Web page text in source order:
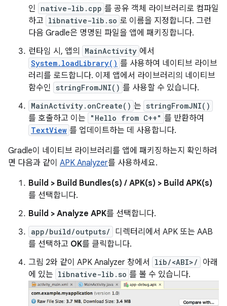
인
native-lib.cpp 를 공유 객체 라이브러리로 컴파일
하고 libnative-lib.so 로 이름을 지정합니다. 그런
다음 Gradle은 명명된 파일을 앱에 패키징합니다.
런타임 시, 앱의
MainActivity 에서
System.loadLibrary() 를 사용하여 네이티브 라이브
러리를 로드합니다. 이제 앱에서 라이브러리의 네이티브
함수인
stringFromJNI() 를 사용할 수 있습니다.
MainActivity.onCreate() 는 stringFromJNI()
를 호출하고 이는 "Hello from C++" 를 반환하여
TextView 를 업데이트하는 데 사용합니다.
Gradle이 네이티브 라이브러리를 앱에 패키징하는지 확인하려
면 다음과 같이 APK Analyzer를 사용하세요.
Build > Build Bundles(s) / APK(s) > Build APK(s)
를 선택합니다.
Build > Analyze APK를 선택합니다.
app/build/outputs/
디렉터리에서 APK 또는 AAB
를 선택하고 OK를 클릭합니다.
그림 2와 같이 APK Analyzer 창에서
lib/<ABI>/
아래
에 있는 libnative-lib.so 를 볼 수 있습니다.